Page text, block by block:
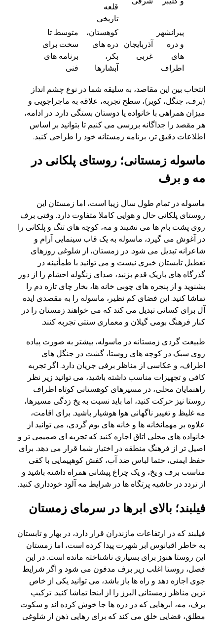
قلعه
تاریخی
پیرانشهر
و دره
های
اطراف
آذربایجان
غربی
کوهستان،
دره های
بکر،
آبشارها
متوسط تا
سخت برای
برنامه های
فنی
انتخاب بین این مقاصد، به سلیقه شما در نوع چشم انداز
(برف، جنگل، کویر)، سطح تجربه، علاقه به ماجراجویی و
میزان همراهی با خانواده یا دوستان بستگی دارد. در ادامه،
هر مقصد را جداگانه بررسی می کنیم تا بتوانید بر اساس
اطلاعات دقیق تر، برنامه زمستانه خود را طراحی کنید.
ماسوله زمستانی؛ روستای پلکانی در
مه و برف
ماسوله در تمام طول سال زیبا است، اما زمستان این
روستای پلکانی حال و هوایی کاملا متفاوت دارد. وقتی برف
روی پشت بام ها می نشیند و مه، کوچه های تنگ و پلکانی را
در آغوش می گیرد، ماسوله به یک قاب سینمایی آرام و
شاعرانه تبدیل می شود. در زمستان، از شلوغی روزهای
تعطیل تابستان خبری نیست و می توانید با طمأنینه در
گذرگاه های باریک قدم بزنید، صدای زنگوله احشام را از دور
بشنوید و از پنجره های چوبی خانه ها، بخار چای تازه دم را
تماشا کنید. این فضای کم نظیر، ماسوله را به مقصدی ایده
آل برای کسانی تبدیل می کند که می خواهند زمستان را در
کنار فرهنگ بومی گیلان و معماری سنتی تجربه کنند.
طبیعت گردی زمستانه در ماسوله، بیشتر به صورت پیاده
روی سبک در کوچه های روستا، گشت در جنگل های
اطراف، و عکاسی از مناظر برفی جریان دارد. اگر تجربه
کافی و تجهیزات مناسب داشته باشید، می توانید زیر نظر
راهنمایان محلی، در مسیرهای کوهستانی کوتاه اطراف
روستا نیز حرکت کنید، اما باید نسبت به یخ زدگی مسیرها،
مه غلیظ و تغییر ناگهانی هوا هوشیار باشید. برای اقامت،
علاوه بر مهمانخانه ها و خانه های بوم گردی، می توانید از
خانواده های محلی اتاق اجاره کنید که تجربه ای صمیمی تر و
اصیل تر از فرهنگ منطقه در اختیار شما قرار می دهد. برای
حفظ ایمنی، حتما لباس ضد آب، کفش کوهپیمایی با کفی
مناسب برف و یخ، و یک چراغ پیشانی همراه داشته باشید و
از تردد در حاشیه پرتگاه ها در شرایط مه آلود خودداری کنید.
فیلبند؛ بالای ابرها در سرمای زمستان
فیلبند که در ارتفاعات مازندران قرار دارد، در بهار و تابستان
به خاطر اقیانوس ابر شهرت پیدا کرده است، اما زمستان
این روستا هنوز برای بسیاری ناشناخته مانده است. در این
فصل، روستا اغلب زیر برف مدفون می شود و اگر شرایط
جوی اجازه دهد و راه ها باز باشد، می توانید یکی از خاص
ترین مناظر زمستانی البرز را از اینجا تماشا کنید. ترکیب
برف، مه، ابرهایی که در دره ها جا خوش کرده اند و سکوت
مطلق، فضایی خلق می کند که برای رهایی ذهن از شلوغی